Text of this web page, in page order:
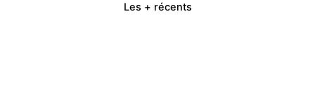
Les + récents